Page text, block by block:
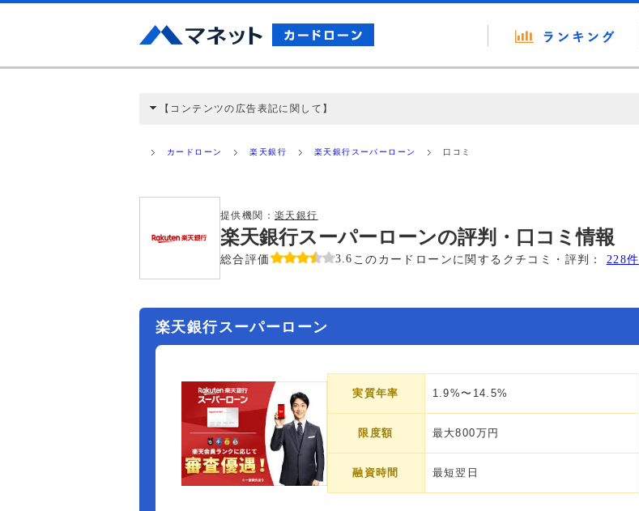
【コンテンツの広告表記に関して】
ミ収集などに基づき、公平性を担保した情報提供を行っています。
カードローン 楽天銀行 楽天銀行スーパーローン 口コミ
提供機関： 楽天銀行
楽天銀行スーパーローンの評判・口コミ情報
総合評価 3.6 このカードローンに関するクチコミ・評判： 228件
楽天銀行スーパーローン
実質年率 1.9%〜14.5%
限度額 最大800万円
融資時間 最短翌日